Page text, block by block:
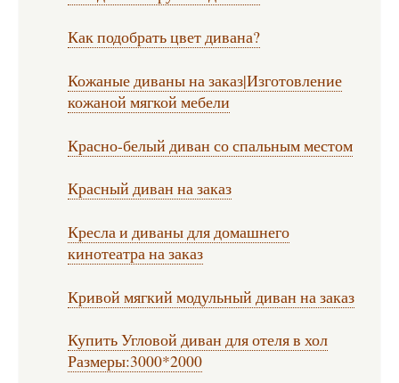
Как подобрать цвет дивана?
Кожаные диваны на заказ|Изготовление
кожаной мягкой мебели
Красно-белый диван со спальным местом
Красный диван на заказ
Кресла и диваны для домашнего
кинотеатра на заказ
Кривой мягкий модульный диван на заказ
Купить Угловой диван для отеля в хол
Размеры:3000*2000